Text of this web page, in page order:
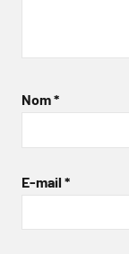
Nom*
E-mail *